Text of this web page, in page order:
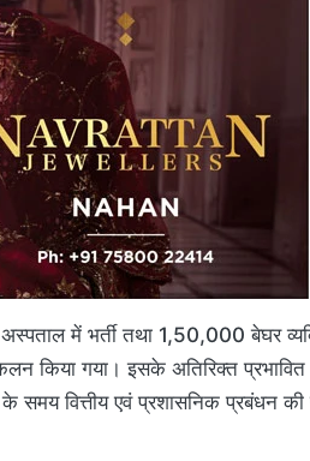
में भर्ती तथा 1,50,000 बेघर
किया गया। इसके अतिरिक्त प्रभावित
समय वित्तीय एवं प्रशासनिक प्रबंधन